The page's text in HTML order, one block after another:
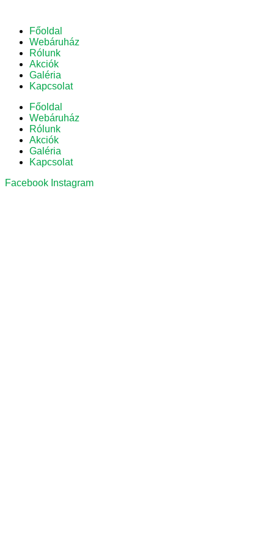
Főoldal
Webáruház
Rólunk
Akciók
Galéria
Kapcsolat
Főoldal
Webáruház
Rólunk
Akciók
Galéria
Kapcsolat
Facebook Instagram